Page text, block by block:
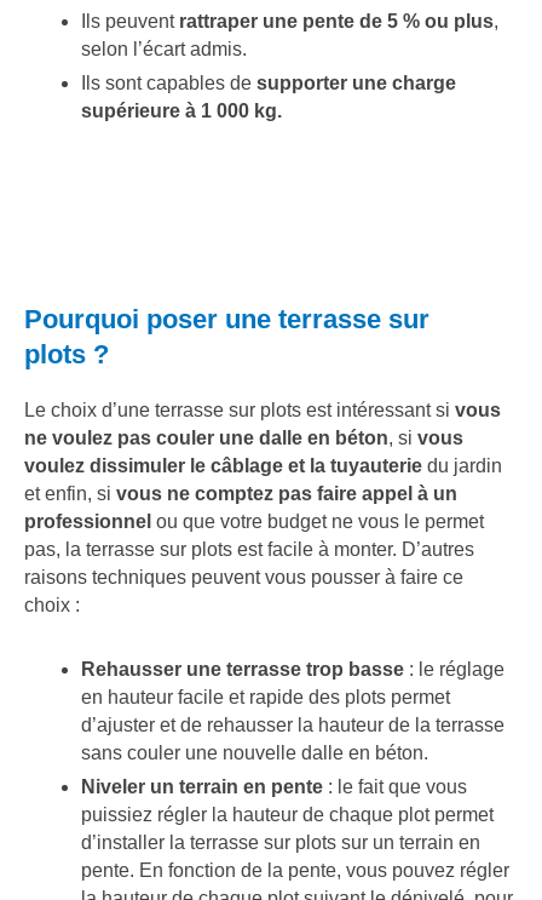
Ils peuvent rattraper une pente de 5 % ou plus,
selon l’écart admis.
Ils sont capables de supporter une charge
supérieure à 1 000 kg.
Pourquoi poser une terrasse sur
plots ?
Le choix d’une terrasse sur plots est intéressant si vous
ne voulez pas couler une dalle en béton, si vous
voulez dissimuler le câblage et la tuyauterie du jardin
et enfin, si vous ne comptez pas faire appel à un
professionnel ou que votre budget ne vous le permet
pas, la terrasse sur plots est facile à monter. D’autres
raisons techniques peuvent vous pousser à faire ce
choix :
Rehausser une terrasse trop basse: le réglage
en hauteur facile et rapide des plots permet
d’ajuster et de rehausser la hauteur de la terrasse
sans couler une nouvelle dalle en béton.
Niveler un terrain en pente: le fait que vous
puissiez régler la hauteur de chaque plot permet
d’installer la terrasse sur plots sur un terrain en
pente. En fonction de la pente, vous pouvez régler